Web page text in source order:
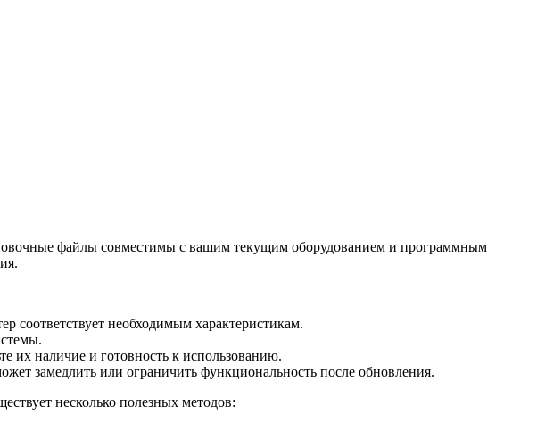
файлы совместимы с вашим текущим оборудованием и программным
соответствует необходимым характеристикам.
их наличие и готовность к использованию.
замедлить или ограничить функциональность после обновления.
несколько полезных методов: